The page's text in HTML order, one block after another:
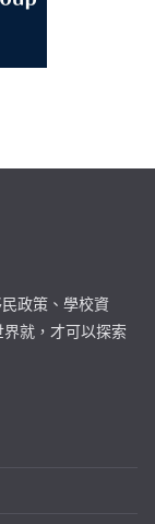
政策、學校資
就，才可以探索